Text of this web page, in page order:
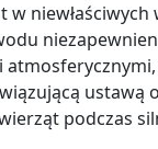
ustawą
podczas